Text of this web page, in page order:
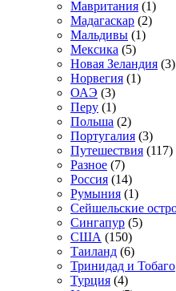
Мавритания (1)
Мадагаскар (2)
Мальдивы (1)
Мексика (5)
Новая Зеландия (3)
Норвегия (1)
ОАЭ (3)
Перу (1)
Польша (2)
Португалия (3)
Путешествия (117)
Разное (7)
Россия (14)
Румыния (1)
Сейшельские
Сингапур (5)
США (150)
Таиланд (6)
Тринидад и Тобаго
Турция (4)